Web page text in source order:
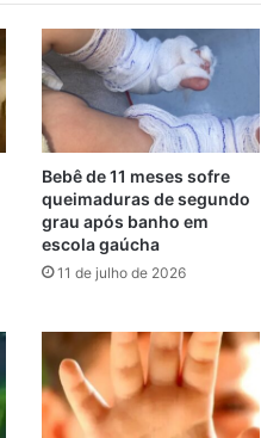
Bebê de 11 meses sofre
queimaduras de segundo
grau após banho em
escola gaúcha
11 de julho de 2026
Vendaval
violento
atinge
Alegre
6 de agosto de 2026
Vendaval violento atinge